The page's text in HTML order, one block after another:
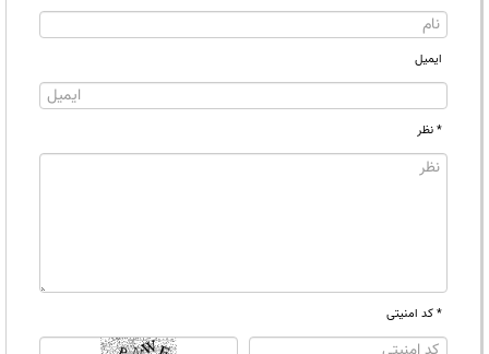
ایمیل
* نظر
* کد امنیتی